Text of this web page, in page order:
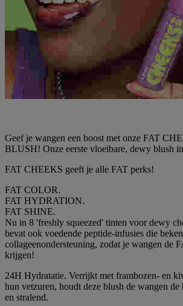
Geef je wangen een boost met onze FAT
BLUSH! Onze eerste vloeibare, dewy blush
FAT CHEEKS geeft je alle FAT perks!
FAT COLOR.
FAT HYDRATION.
FAT SHINE.
Nu in 8 'freshly squeezed' tinten voor dewy
bevat ook voedende peptide-infusies die
collageenondersteuning, zodat je wangen de
krijgen!
24H Hydratatie. Verrijkt met frambozen- en
hun vetzuren, houdt deze blush de wangen de
en stralend.